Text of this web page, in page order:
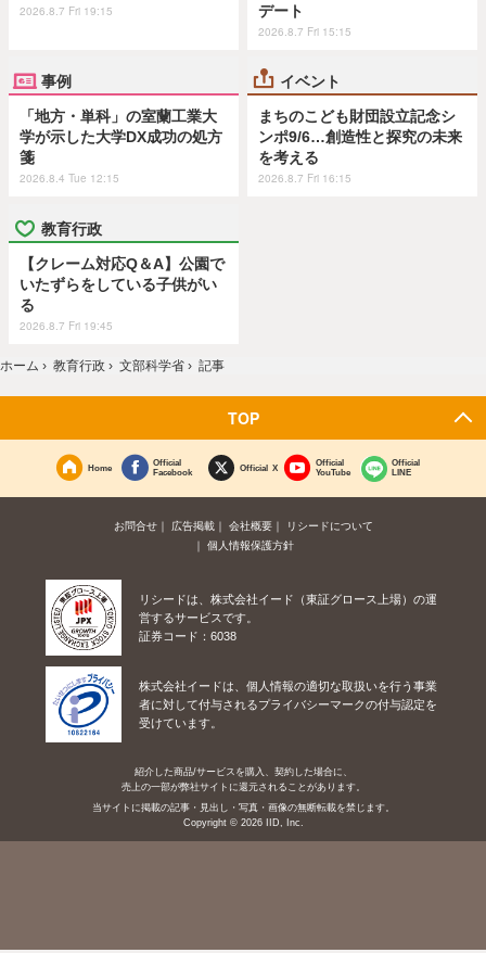
2026.8.7 Fri 19:15
デート
2026.8.7 Fri 15:15
事例
「地方・単科」の室蘭工業大
学が示した大学DX成功の処方
箋
2026.8.4 Tue 12:15
イベント
まちのこども財団設立記念シ
ンポ9/6…創造性と探究の未来
を考える
2026.8.7 Fri 16:15
教育行政
【クレーム対応Q＆A】公園で
いたずらをしている子供がい
る
2026.8.7 Fri 19:45
ホーム › 教育行政 › 文部科学省 › 記事
TOP
Home
Official
Facebook
Official X
Official
YouTube
Official
LINE
お問合せ 広告掲載 会社概要
リシードについて
個人情報保護方針
リシードは、株式会社イード（東証グロース上場）の運
営するサービスです。
証券コード：6038
株式会社イードは、個人情報の適切な取扱いを行う事業
者に対して付与されるプライバシーマークの付与認定を
受けています。
紹介した商品/サービスを購入、契約した場合に、
売上の一部が弊社サイトに還元されることがあります。
当サイトに掲載の記事・見出し・写真・画像の無断転載を禁じます。
Copyright © 2026 IID, Inc.